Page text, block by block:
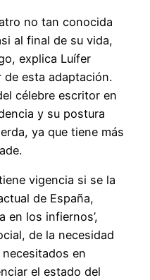
no tan conocida
al final de su vida,
explica Luífer
de esta adaptación.
célebre escritor en
y su postura
ya que tiene más
vigencia si se la
de España,
en los infiernos’,
de la necesidad
en
el estado del